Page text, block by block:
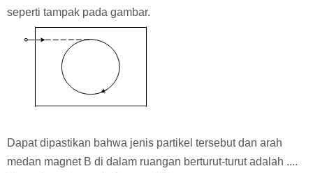
seperti tampak pada gambar.
Dapat dipastikan bahwa jenis partikel tersebut dan arah
medan magnet B di dalam ruangan berturut-turut adalah ....